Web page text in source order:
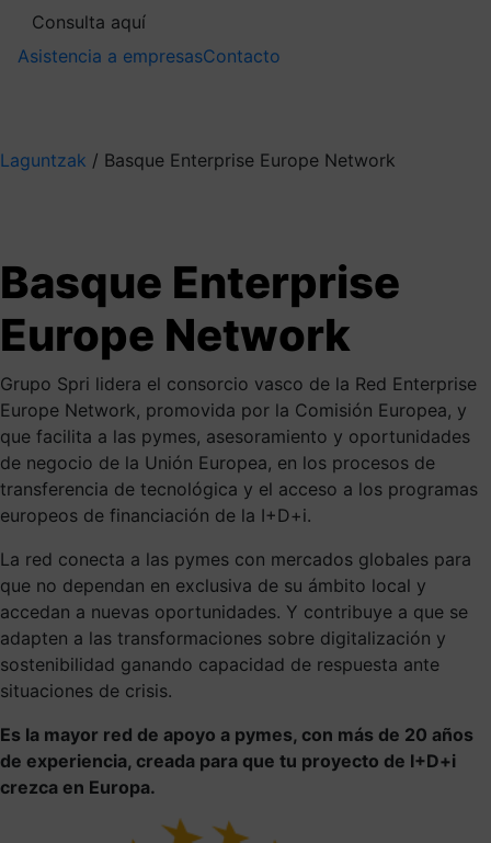
Consulta aquí
Asistencia a empresasContacto
Laguntzak / Basque Enterprise Europe Network
I+D+i
crezca en Europa
¿Te ayudamos?
Cuéntanos tu reto
Basque Enterprise
Europe Network
Grupo Spri lidera el consorcio vasco de la Red Enterprise
Europe Network, promovida por la Comisión Europea, y
que facilita a las pymes, asesoramiento y oportunidades
de negocio de la Unión Europea, en los procesos de
transferencia de tecnológica y el acceso a los programas
europeos de financiación de la I+D+i.
La red conecta a las pymes con mercados globales para
que no dependan en exclusiva de su ámbito local y
accedan a nuevas oportunidades. Y contribuye a que se
adapten a las transformaciones sobre digitalización y
sostenibilidad ganando capacidad de respuesta ante
situaciones de crisis.
Es la mayor red de apoyo a pymes, con más de 20 años
de experiencia, creada para que tu proyecto de I+D+i
crezca en Europa.